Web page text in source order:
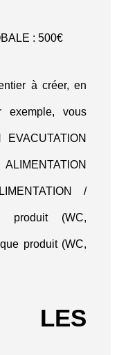
: 500€
à créer, en
exemple, vous
/
produit (WC,
produit (WC,
LES